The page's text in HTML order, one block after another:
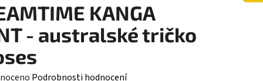
KANGA
- australské tričko
Podrobnosti hodnocení